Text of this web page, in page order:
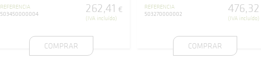
REFERENCIA
503450000004
262,41 €
(IVA incluído)
COMPRAR
REFERENCIA
503270000002
476,32
(IVA incluído)
COMPRAR